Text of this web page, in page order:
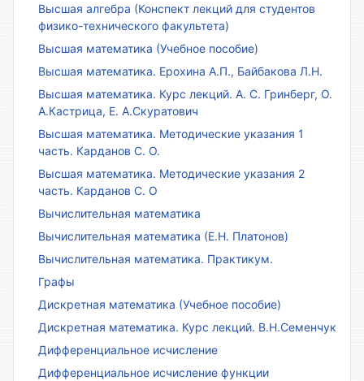
Высшая алгебра (Конспект лекций для студентов
физико-технического факультета)
Высшая математика (Учебное пособие)
Высшая математика. Ерохина А.П., Байбакова Л.Н.
Высшая математика. Курс лекций. А. С. Гринберг, О.
А.Кастрица, Е. А.Скуратович
Высшая математика. Методические указания 1
часть. Карданов С. О.
Высшая математика. Методические указания 2
часть. Карданов С. О
Вычислительная математика
Вычислительная математика (Е.Н. Платонов)
Вычислительная математика. Практикум.
Графы
Дискретная математика (Учебное пособие)
Дискретная математика. Курс лекций. В.Н.Семенчук
Дифференциальное исчисление
Дифференциальное исчисление функции